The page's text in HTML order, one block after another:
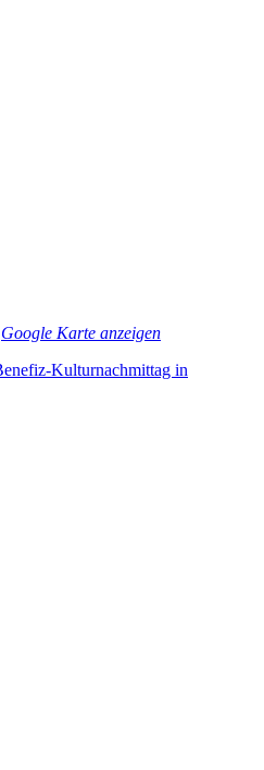
Google Karte anzeigen
Kulturnachmittag in